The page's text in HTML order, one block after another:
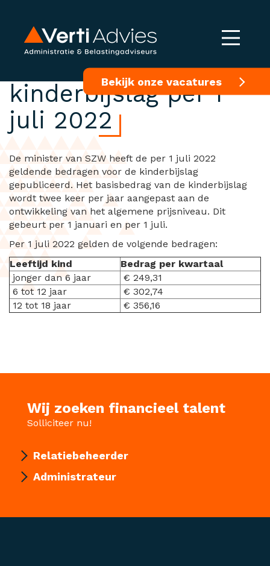
Bekijk onze vacatures
Bedragen
kinderbijslag per 1
juli 2022
De minister van SZW heeft de per 1 juli 2022
geldende bedragen voor de kinderbijslag
gepubliceerd. Het basisbedrag van de kinderbijslag
wordt twee keer per jaar aangepast aan de
ontwikkeling van het algemene prijsniveau. Dit
gebeurt per 1 januari en per 1 juli.
Per 1 juli 2022 gelden de volgende bedragen:
Leeftijd kind
Bedrag per kwartaal
jonger dan 6 jaar
€ 249,31
6 tot 12 jaar
€ 302,74
12 tot 18 jaar
€ 356,16
Wij zoeken financieel talent
Solliciteer nu!
Relatiebeheerder
Administrateur